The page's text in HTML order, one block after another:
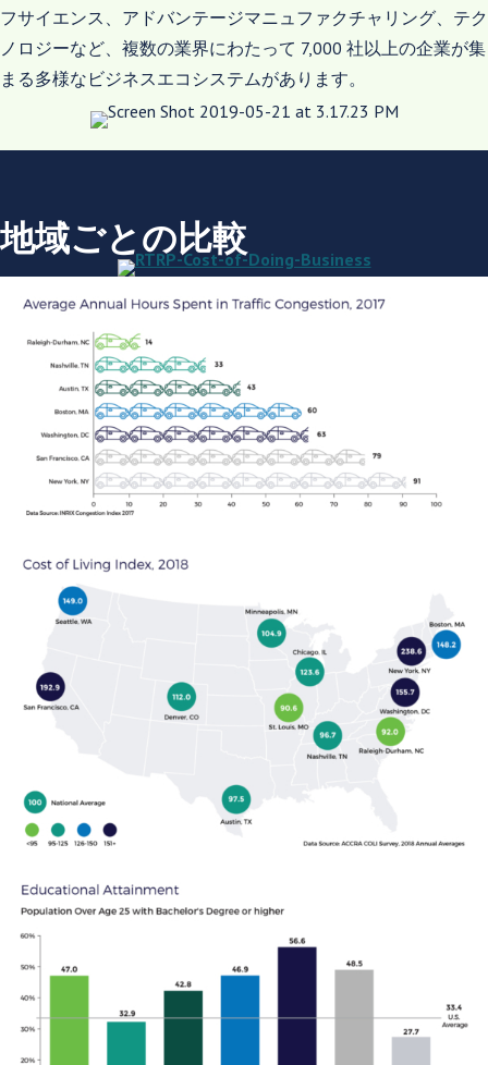
フサイエンス、アドバンテージマニュファクチャリング、テク
ノロジーなど、複数の業界にわたって 7,000 社以上の企業が集
まる多様なビジネスエコシステムがあります。
地域ごとの比較